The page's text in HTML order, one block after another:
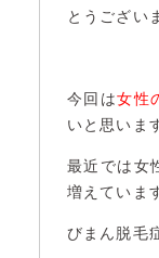
とうござい
今回は女性
いと思いま
最近では女
増えていま
びまん脱毛